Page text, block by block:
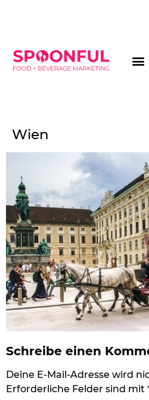
Wien
Schreibe einen
Deine E-Mail-Adresse wird
Erforderliche Felder sind mit